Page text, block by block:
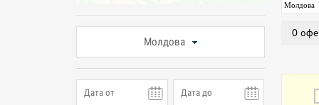
Молдова
Молдова
0